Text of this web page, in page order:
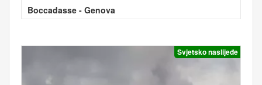
Boccadasse - Genova
Svjetsko naslijeđe